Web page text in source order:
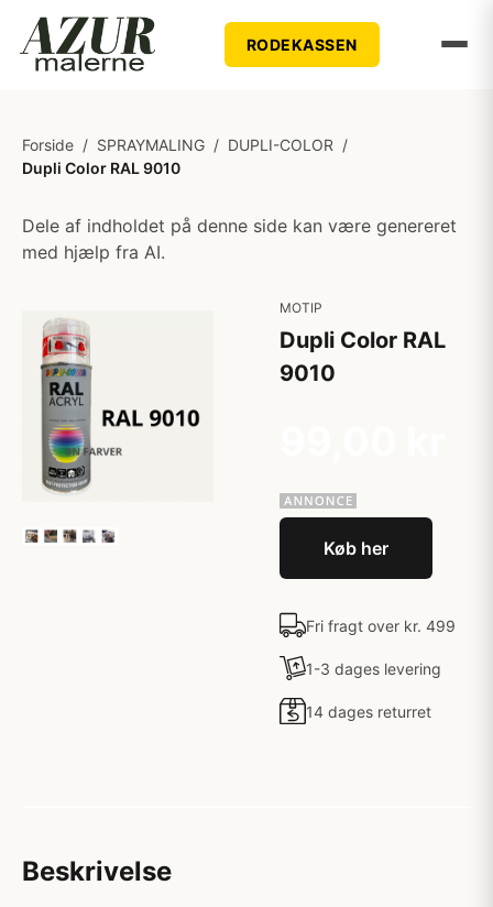
RODEKASSEN
Forside / SPRAYMALING / DUPLI-COLOR /
Dupli Color RAL 9010
Dele af indholdet på denne side kan være genereret
med hjælp fra AI.
MOTIP
Dupli Color RAL
9010
Køb her
Fri fragt over kr. 499
1-3 dages levering
14 dages returret
Beskrivelse